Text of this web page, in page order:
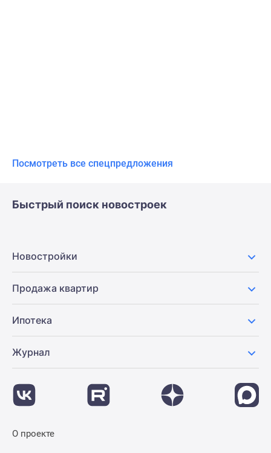
Посмотреть все спецпредложения
Быстрый поиск новостроек
Новостройки
Продажа квартир
Ипотека
Журнал
О проекте